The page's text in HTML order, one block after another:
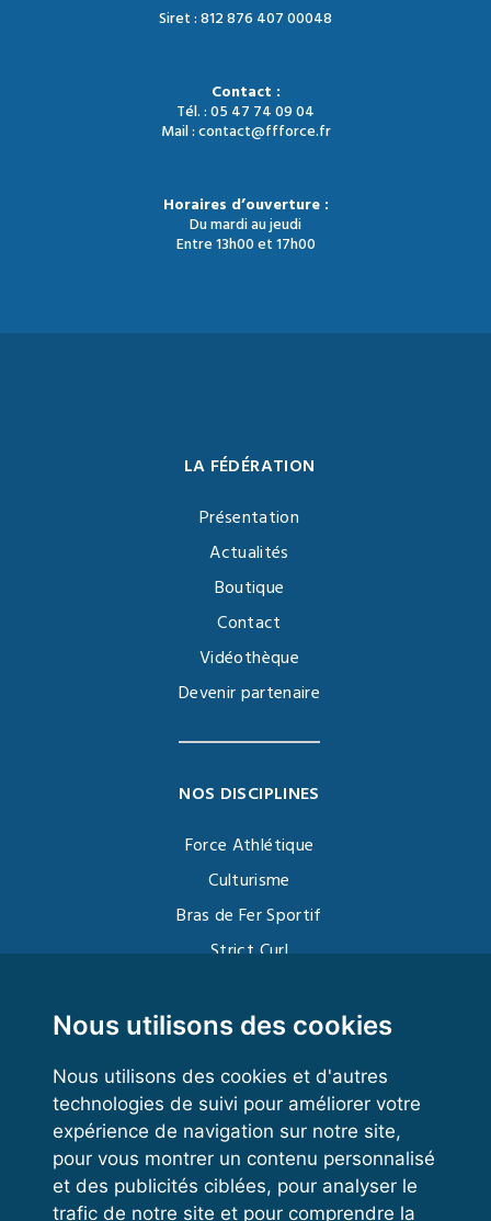
Nous utilisons des cookies
Nous utilisons des cookies et d'autres
technologies de suivi pour améliorer votre
expérience de navigation sur notre site,
pour vous montrer un contenu personnalisé
et des publicités ciblées, pour analyser le
trafic de notre site et pour comprendre la
Siret : 812 876 407 00048
Contact :
Tél. : 05 47 74 09 04
Mail : contact@ffforce.fr
Horaires d’ouverture :
Du mardi au jeudi
Entre 13h00 et 17h00
LA FÉDÉRATION
Présentation
Actualités
Boutique
Contact
Vidéothèque
Devenir partenaire
NOS DISCIPLINES
Force Athlétique
Culturisme
Bras de Fer Sportif
Strict Curl
Kettlebell
VOS ESPACES
Espace dirigeant
Espace licencié